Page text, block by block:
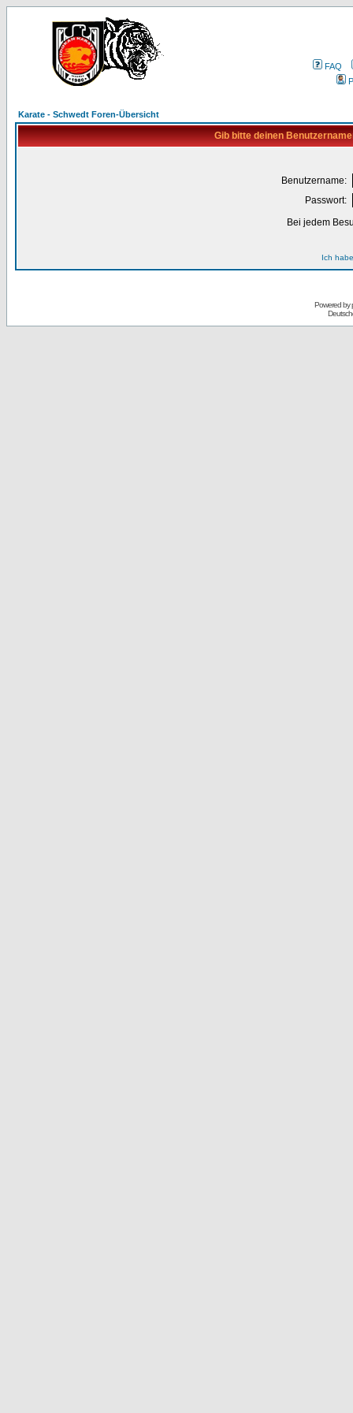
FAQ
Karate - Schwedt Foren-Übersicht
Gib bitte deinen
Benutzername:
Passwort:
Bei jedem
Ich
Powered by